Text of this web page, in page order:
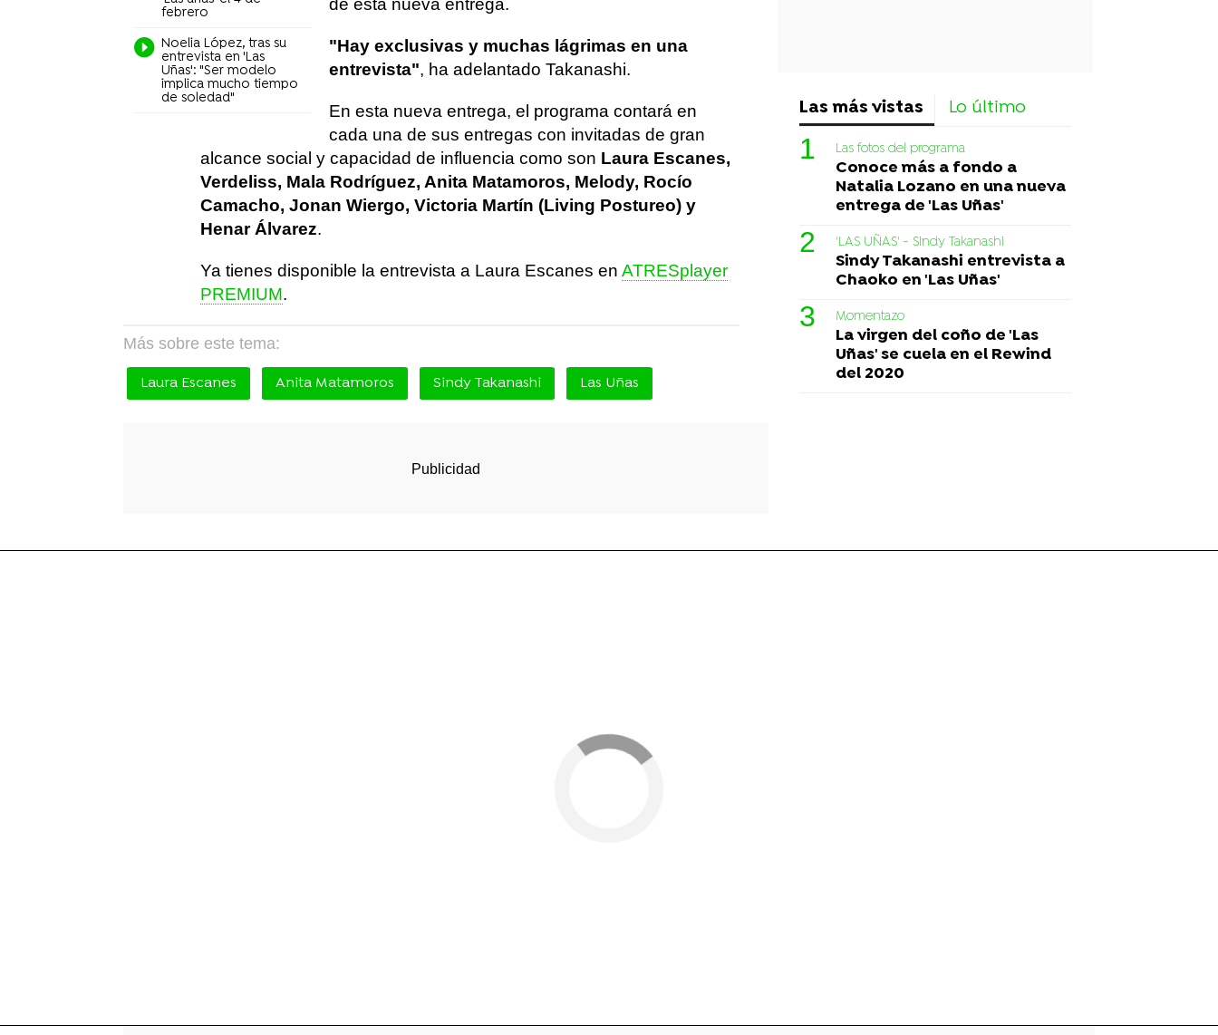
febrero
Noelia López, tras su
entrevista en 'Las
Uñas': "Ser modelo
implica mucho tiempo
de soledad"
de esta nueva entrega.
"Hay exclusivas y muchas lágrimas en una
entrevista", ha adelantado Takanashi.
En esta nueva entrega, el programa contará en
cada una de sus entregas con invitadas de gran
alcance social y capacidad de influencia como son Laura Escanes,
Verdeliss, Mala Rodríguez, Anita Matamoros, Melody, Rocío
Camacho, Jonan Wiergo, Victoria Martín (Living Postureo) y
Henar Álvarez.
Ya tienes disponible la entrevista a Laura Escanes en ATRESplayer
PREMIUM.
Más sobre este tema:
Laura Escanes Anita Matamoros Sindy Takanashi Las Uñas
Las más vistas Lo último
Las fotos del programa
Conoce más a fondo a
Natalia Lozano en una nueva
entrega de 'Las Uñas'
'LAS UÑAS' - Sindy Takanashi
Sindy Takanashi entrevista a
Chaoko en 'Las Uñas'
Momentazo
La virgen del coño de 'Las
Uñas' se cuela en el Rewind
del 2020